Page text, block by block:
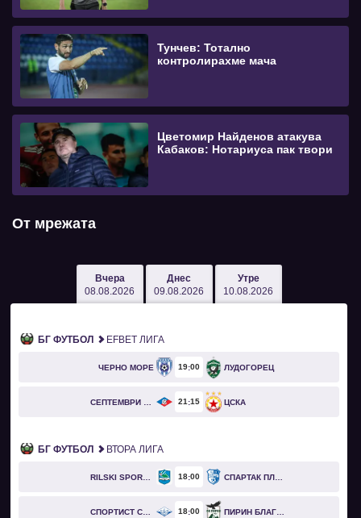
Тунчев: Тотално
контролирахме мача
Цветомир Найденов атакува
Кабаков: Нотариуса пак твори
От мрежата
Вчера
08.08.2026
Днес
09.08.2026
Утре
10.08.2026
БГ ФУТБОЛ EFBET ЛИГА
ЧЕРНО МОРЕ 19 00 ЛУДОГОРЕЦ
21 15 ЦСКА
БГ ФУТБОЛ ВТОРА ЛИГА
RILSKI SPORTIST 18 00 СПАРТАК ПЛЕВЕН
СПОРТИСТ СВОГЕ 18 00 ПИРИН БЛАГОЕВГРАД